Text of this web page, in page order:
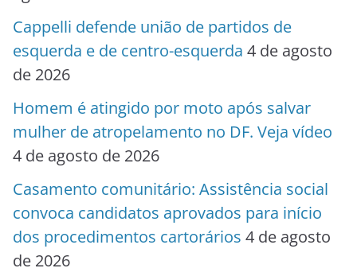
Cappelli defende união de partidos de
esquerda e de centro-esquerda 4 de agosto
de 2026
Homem é atingido por moto após salvar
mulher de atropelamento no DF. Veja vídeo
4 de agosto de 2026
Casamento comunitário: Assistência social
convoca candidatos aprovados para início
dos procedimentos cartorários 4 de agosto
de 2026